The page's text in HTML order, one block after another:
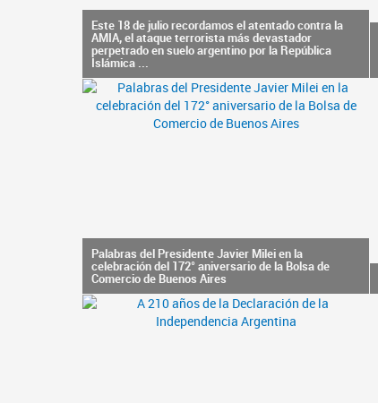
Este 18 de julio recordamos el atentado contra la
AMIA, el ataque terrorista más devastador
perpetrado en suelo argentino por la República
Islámica ...
Palabras del Presidente Javier Milei en la
celebración del 172° aniversario de la Bolsa de
Comercio de Buenos Aires